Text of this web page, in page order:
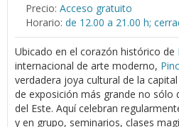
Precio: Acceso gratuito
Horario: de 12.00 a 21.00 h;
Ubicado en el corazón histórico de
internacional de arte moderno,
verdadera joya cultural de la
de exposición más grande no sólo
del Este. Aquí celebran
y en grupo, seminarios, clases